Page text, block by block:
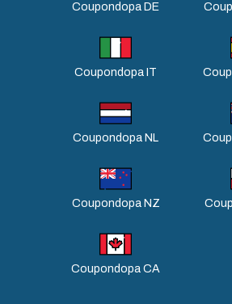
Coupondopa DE
Coupondopa IT
Coupondopa NL
Coupondopa NZ
Coupondopa CA